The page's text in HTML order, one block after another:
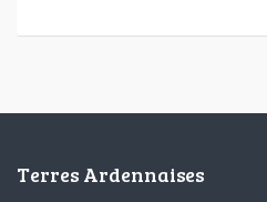
Terres Ardennaises